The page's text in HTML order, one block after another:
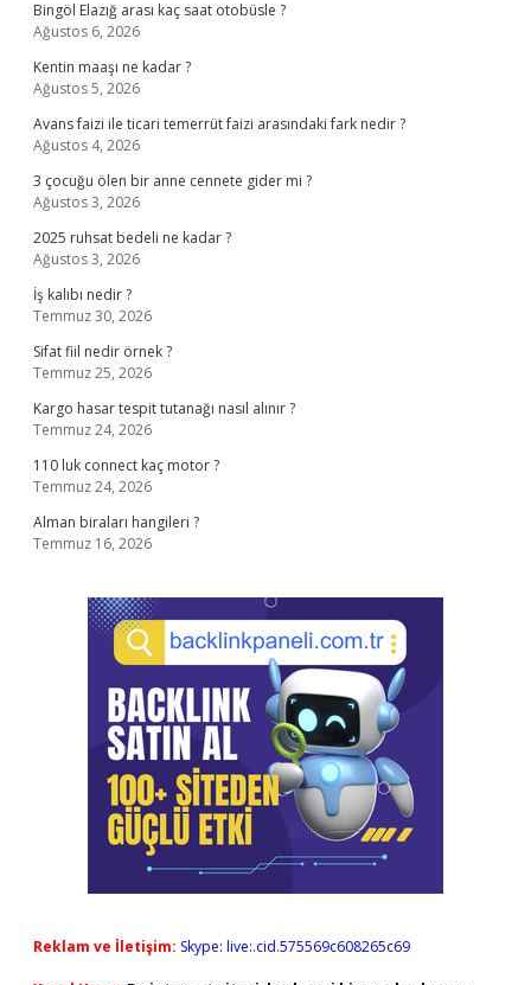
Bingöl Elazığ arası kaç saat otobüsle ?
Ağustos 6, 2026
Kentin maaşı ne kadar ?
Ağustos 5, 2026
Avans faizi ile ticari temerrüt faizi arasındaki fark nedir ?
Ağustos 4, 2026
3 çocuğu ölen bir anne cennete gider mi ?
Ağustos 3, 2026
2025 ruhsat bedeli ne kadar ?
Ağustos 3, 2026
İş kalıbı nedir ?
Temmuz 30, 2026
Sifat fiil nedir örnek ?
Temmuz 25, 2026
Kargo hasar tespit tutanağı nasıl alınır ?
Temmuz 24, 2026
110 luk connect kaç motor ?
Temmuz 24, 2026
Alman biraları hangileri ?
Temmuz 16, 2026
Reklam ve İletişim: Skype: live:.cid.575569c608265c69